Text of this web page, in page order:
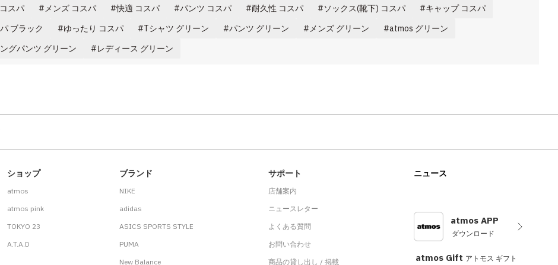
スパ メンズ コスパ 快適 コスパ パンツ コスパ 耐久性 コスパ ソックス(靴下) コスパ
キャップ コスパ
ブラック ゆったり コスパ Tシャツ グリーン パンツ グリーン メンズ グリーン
atmos グリーン
グパンツ グリーン レディース グリーン
ショップ
atmos
atmos pink
TOKYO 23
A.T.A.D
ブランド
NIKE
adidas
ASICS SPORTS STYLE
PUMA
New Balance
サポート
店舗案内
ニュースレター
よくある質問
お問い合わせ
商品の貸し出し / 掲載
ニュース
atmos APP
ダウンロード
atmos Gift アトモス ギフト